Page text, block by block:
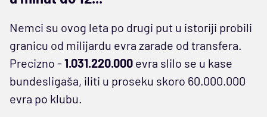
Nemci su ovog leta po drugi put u istoriji probili
granicu od milijardu evra zarade od transfera.
Precizno - 1.031.220.000 evra slilo se u kase
bundesligaša, iliti u proseku skoro 60.000.000
evra po klubu.